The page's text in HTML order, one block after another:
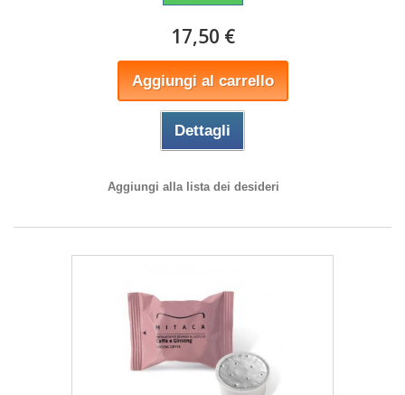
17,50 €
Aggiungi al carrello
Dettagli
Aggiungi alla lista dei desideri